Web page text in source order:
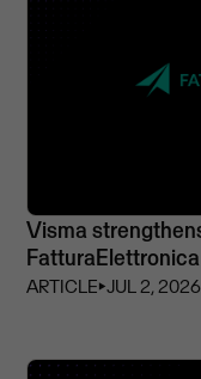
Visma
ARTICLE⏵JUL 2, 2026